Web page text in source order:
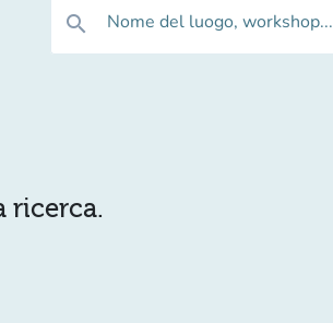
search Nome del luogo, workshop...
ricerca.